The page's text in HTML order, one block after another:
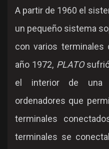
A partir de 1960 el
un pequeño sistema
con varios terminales
año 1972, PLATO
el interior de una
ordenadores que
terminales
terminales se